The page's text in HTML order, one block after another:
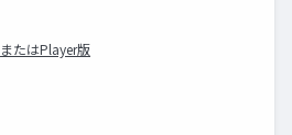
またはPlayer版